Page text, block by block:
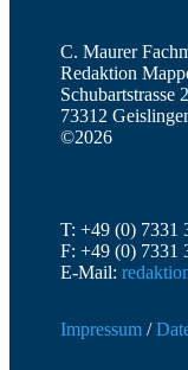
C. Maurer
Redaktion
Schubartstrasse
73312
©2026
T: +49 (0) 7331
F: +49 (0) 7331
E-Mail:
Impressum /